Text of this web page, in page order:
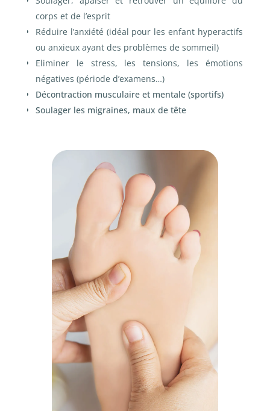
corps et de l’esprit
Réduire l’anxiété (idéal pour les enfant hyperactifs
ou anxieux ayant des problèmes de sommeil)
Eliminer le stress, les tensions, les émotions
négatives (période d’examens…)
Décontraction musculaire et mentale (sportifs)
Soulager les migraines, maux de tête